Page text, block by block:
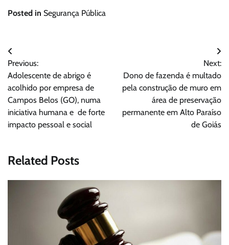
Posted in Segurança Pública
Navegação
de
Post
Previous:
Adolescente de abrigo é
acolhido por empresa de
Campos Belos (GO), numa
iniciativa humana e de forte
impacto pessoal e social
Next:
Dono de fazenda é multado
pela construção de muro em
área de preservação
permanente em Alto Paraíso
de Goiás
Related Posts